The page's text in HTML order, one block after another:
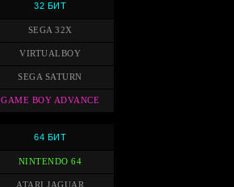
32 БИТ
SEGA 32X
VIRTUALBOY
SEGA SATURN
GAME BOY ADVANCE
64 БИТ
NINTENDO 64
ATARI JAGUAR